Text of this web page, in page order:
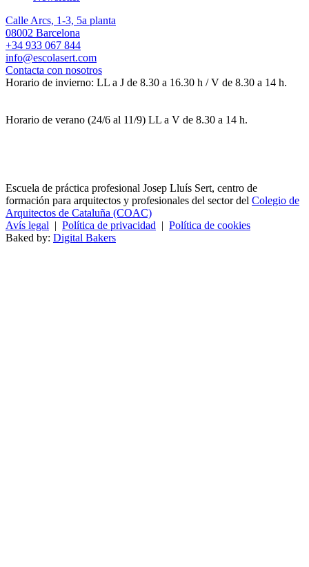
Calle Arcs, 1-3, 5a planta
08002 Barcelona
+34 933 067 844
info@escolasert.com
Contacta con nosotros
Horario de invierno: LL a J de 8.30 a 16.30 h / V de 8.30 a 14 h.
Horario de verano (24/6 al 11/9) LL a V de 8.30 a 14 h.
Escuela de práctica profesional Josep Lluís Sert, centro de
formación para arquitectos y profesionales del sector del Colegio de
Arquitectos de Cataluña (COAC)
Avís legal | Política de privacidad | Política de cookies
Baked by: Digital Bakers